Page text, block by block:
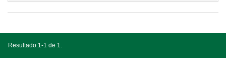
Resultado 1-1 de 1.